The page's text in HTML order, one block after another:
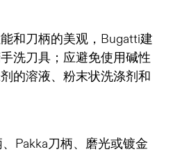
和刀柄的美观，Bugatti建
洗刀具；应避免使用碱性
的溶液、粉末状洗涤剂和
Pakka刀柄、磨光或镀金